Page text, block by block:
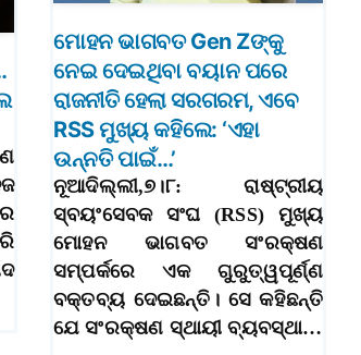
ମୋହନ ଭାଗବତ Gen Zଙ୍କୁ
ନେଇ ଦେଇଥିବା ବୟାନ ପରେ
ରାଜନୀତି ହେଲା ସରଗରମ, ଏବେ
RSS ମୁଖ୍ୟ କହିଲେ: ‘ଏହା
ଉନ୍ନତି ପାଇଁ…’
ନୂଆଦିଲ୍ଲୀ,୭।୮: ରାଷ୍ଟ୍ରୀୟ
ସ୍ବୟଂସେବକ ସଂଘ (RSS) ମୁଖ୍ୟ
ମୋହନ ଭାଗବତ ସଂରକ୍ଷଣ
ସମ୍ପର୍କରେ ଏକ ଗୁରୁତ୍ୱପୂର୍ଣ୍ଣ
ବକ୍ତବ୍ୟ ଦେଇଛନ୍ତି। ସେ କହିଛନ୍ତି
ଯେ ସଂରକ୍ଷଣ ସ୍ଥାୟୀ ବ୍ୟବସ୍ଥା…